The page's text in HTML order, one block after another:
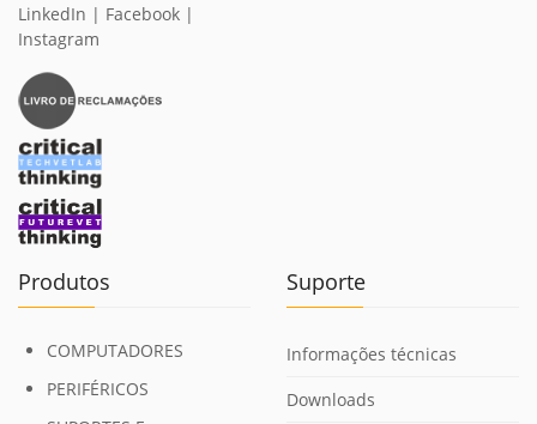
LinkedIn | Facebook |
Instagram
Produtos
COMPUTADORES
PERIFÉRICOS
Suporte
Informações técnicas
Downloads